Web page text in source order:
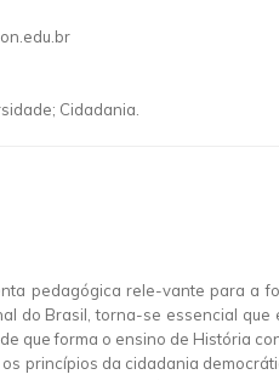
Cidadania.
pedagógica rele-vante para a
do Brasil, torna-se essencial
que forma o ensino de História
princípios da cidadania